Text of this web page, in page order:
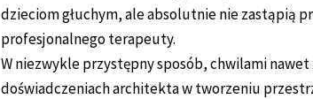
dzieciom głuchym, ale absolutnie nie zastąpią
profesjonalnego terapeuty.
W niezwykle przystępny sposób, chwilami
doświadczeniach architekta w tworzeniu